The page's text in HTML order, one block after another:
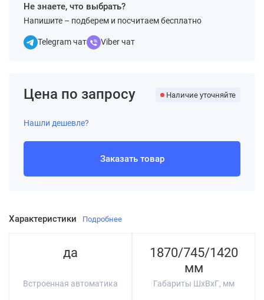
Не знаете, что выбрать?
Напишите – подберем и посчитаем бесплатно
Telegram чат Viber чат
Характеристики Подробнее
да
Встроенная автоматика
1870/745/1420
мм
Габариты ШхВхГ, мм
Цена по запросу Наличие уточняйте
Нашли дешевле?
Заказать товар